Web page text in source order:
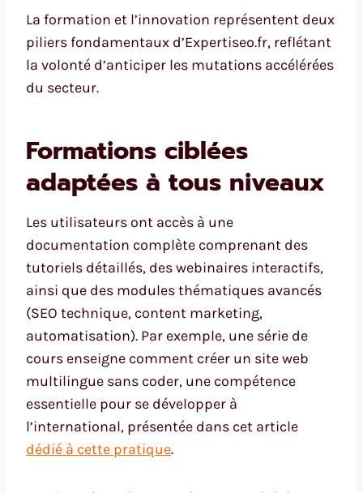
La formation et l’innovation représentent deux
piliers fondamentaux d’Expertiseo.fr, reflétant
la volonté d’anticiper les mutations accélérées
du secteur.
Formations ciblées
adaptées à tous niveaux
Les utilisateurs ont accès à une
documentation complète comprenant des
tutoriels détaillés, des webinaires interactifs,
ainsi que des modules thématiques avancés
(SEO technique, content marketing,
automatisation). Par exemple, une série de
cours enseigne comment créer un site web
multilingue sans coder, une compétence
essentielle pour se développer à
l’international, présentée dans cet article
dédié à cette pratique.